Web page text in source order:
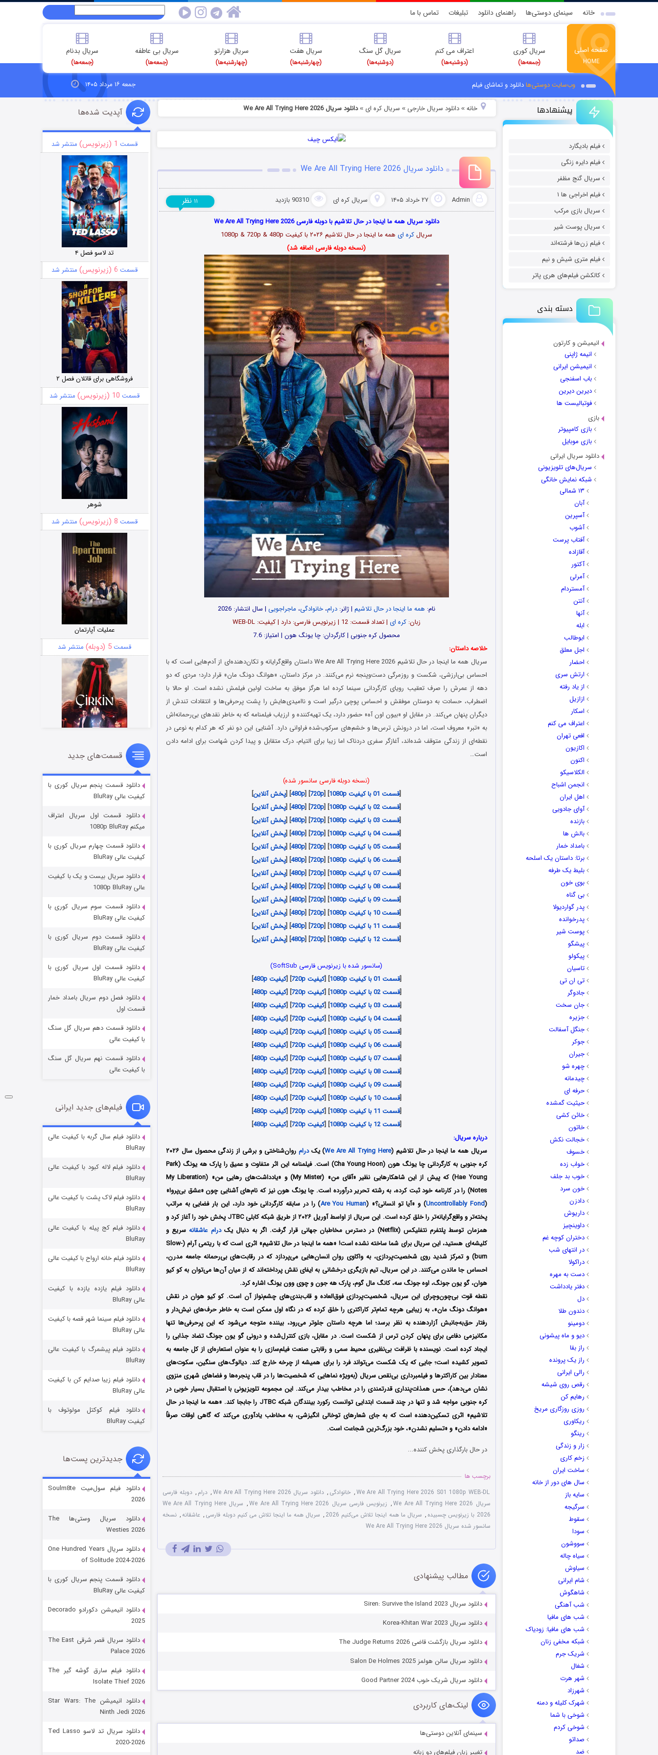
خانه سینمای دوستی‌ها راهنمای دانلود تبلیغات تماس با ما
صفحه اصلی
HOME
سریال کوری
(جمعه‌ها)
اعتراف می کنم
(دوشنبه‌ها)
سریال گل سنگ
(دوشنبه‌ها)
سریال هفت
(چهارشنبه‌ها)
سریال هزارتو
(چهارشنبه‌ها)
سریال بی عاطفه
(جمعه‌ها)
سریال بدنام
(جمعه‌ها)
وب‌سایت دوستی‌هادانلود و تماشای فیلم جمعه ۱۶ مرداد ۱۴۰۵
پیشنهادها
فیلم بادیگارد
فیلم دایره زنگی
سریال گنج مظفر
فیلم اخراجی ها ۱
سریال بازی مرکب
سریال پوست شیر
فیلم زن‌ها فرشته‌اند
فیلم متری شیش و نیم
کالکشن فیلم‌های هری پاتر
دسته بندی
انیمیشن و کارتون
انیمه ژاپنی
انیمیشن ایرانی
باب اسفنجی
دیرین دیرین
فوتبالیست ها
بازی
بازی کامپیوتر
بازی موبایل
دانلود سریال ایرانی
سریال‌های تلویزیونی
شبکه نمایش خانگی
۱۳ شمالی
آبان
آسپرین
آشوب
آفتاب پرست
آقازاده
آکتور
آمرلی
آمستردام
آنتن
آنها
ابله
ابوطالب
اجل معلق
احضار
ارتش سری
از یاد رفته
ازازیل
اسکار
اعتراف می کنم
افعی تهران
اکازیون
اکنون
الکلاسیکو
انجمن اشباح
اهل ایران
آوای جادویی
بازنده
بالش ها
بامداد خمار
برتا: داستان یک اسلحه
بلیط یک‌‌ طرفه
بوی خون
بی گناه
پدر گواردیولا
پدرخوانده
پوست شیر
پیشگو
پیکولو
تاسیان
تی ان تی
جادوگر
جان سخت
جزیره
جنگل آسفالت
جوکر
جیران
چهره شو
چیدمانه
حرفه ای
حیثیت گمشده
خائن کشی
خاتون
خجالت نکش
خسوف
خواب زده
خوب بد جلف
خون سرد
دادزن
داریوش
داوینچیز
دختران کوچه غم
در انتهای شب
دراکولا
دست به مهره
دفتر یادداشت
دل
دندون طلا
دومینو
دیو و ماه پیشونی
راز بقا
راز یک پرونده
رالی ایرانی
رقص روی شیشه
رهایم کن
روزی روزگاری مریخ
ریکاوری
رینگو
زار و زندگی
زخم کاری
ساخت ایران
سال های دور از خانه
سایه باز
سرگیجه
سقوط
سودا
سووشون
سیاه چاله
سیاوش
شام ایرانی
شاهگوش
شب آهنگی
شب های مافیا
شب های مافیا: زودیاک
شبکه مخفی زنان
شریک جرم
شغال
شهر هرت
شهرزاد
شهرک کلیله و دمنه
شوخی با شما
شوخی کردم
صداتو
ضد
خانه» دانلود سریال خارجی » سریال کره ای »دانلود سریال We Are All Trying Here 2026
دانلود سریال We Are All Trying Here 2026
Admin ۲۷ خرداد ۱۴۰۵ سریال کره ای 90310 بازدید ۱۱ نظر
دانلود سریال همه ما اینجا در حال تلاشیم با دوبله فارسی We Are All Trying Here 2026
سریالکره ای همه ما اینجا در حال تلاشیم ۲۰۲۶با کیفیت 1080p & 720p & 480p
(نسخه دوبله فارسی اضافه شد)
نام: همه ما اینجا در حال تلاشیم | ژانر:درام،خانوادگی، ماجراجویی | سال انتشار: 2026
زبان:کره ای | تعداد قسمت: 12 | زیرنویس فارسی: دارد | کیفیت: WEB-DL
محصول کره جنوبی | کارگردان: چا یونگ هون | امتیاز: 7.6
خلاصه داستان:
سریال همه ما اینجا در حال تلاشیم We Are All Trying Here 2026 داستان واقع‌گرایانه و تکان‌دهنده‌ای از آدم‌هایی است که با
احساس بی‌ارزشی، شکست و روزمرگی دست‌وپنجه نرم می‌کنند. در مرکز داستان، «هوانگ دونگ مان» قرار دارد؛ مردی که دو
دهه از عمرش را صرف تعقیب رویای کارگردانی سینما کرده اما هرگز موفق به ساخت اولین فیلمش نشده است. او حالا با
اضطراب، حسادت به دوستان موفقش و احساس پوچی درگیر است و ناامیدی‌هایش را پشت پرحرفی‌ها و انتقادات تندش از
دیگران پنهان می‌کند. در مقابل او «بیون اون آه» حضور دارد، یک تهیه‌کننده و ارزیاب فیلمنامه که به خاطر نقدهای بی‌رحمانه‌اش
به «تبر» معروف است، اما در درونش ترس‌ها و خشم‌های سرکوب‌شده فراوانی دارد. آشنایی این دو نفر که هر کدام به نوعی در
نقطه‌ای از زندگی متوقف شده‌اند، آغازگر سفری دردناک اما زیبا برای التیام، درک متقابل و پیدا کردن شهامت برای ادامه دادن
است…
(نسخه دوبله فارسی سانسور شده)
[قسمت 01 با کیفیت 1080p ] [
720p
] [
480p
] [پخش آنلاین]
[قسمت 02 با کیفیت 1080p ] [
720p
] [
480p
] [پخش آنلاین]
[قسمت 03 با کیفیت 1080p ] [
720p
] [
480p
] [پخش آنلاین]
[قسمت 04 با کیفیت 1080p ] [
720p
] [
480p
] [پخش آنلاین]
[قسمت 05 با کیفیت 1080p ] [
720p
] [
480p
] [پخش آنلاین]
[قسمت 06 با کیفیت 1080p ] [
720p
] [
480p
] [پخش آنلاین]
[قسمت 07 با کیفیت 1080p ] [
720p
] [
480p
] [پخش آنلاین]
[قسمت 08 با کیفیت 1080p ] [
720p
] [
480p
] [پخش آنلاین]
[قسمت 09 با کیفیت 1080p ] [
720p
] [
480p
] [پخش آنلاین]
[قسمت 10 با کیفیت 1080p ] [
720p
] [
480p
] [پخش آنلاین]
[قسمت 11 با کیفیت 1080p ] [
720p
] [
480p
] [پخش آنلاین]
[قسمت 12 با کیفیت 1080p ] [
720p
] [
480p
] [پخش آنلاین]
(سانسور شده با زیرنویس فارسی SoftSub)
[قسمت 01 با کیفیت 1080p ] [کیفیت 720p ] [کیفیت 480p
]
[قسمت 02 با کیفیت 1080p ] [کیفیت 720p ] [کیفیت 480p
]
[قسمت 03 با کیفیت 1080p ] [کیفیت 720p ] [کیفیت 480p
]
[قسمت 04 با کیفیت 1080p ] [کیفیت 720p ] [کیفیت 480p
]
[قسمت 05 با کیفیت 1080p ] [کیفیت 720p ] [کیفیت 480p
]
[قسمت 06 با کیفیت 1080p ] [کیفیت 720p ] [کیفیت 480p
]
[قسمت 07 با کیفیت 1080p ] [کیفیت 720p ] [کیفیت 480p
]
[قسمت 08 با کیفیت 1080p ] [کیفیت 720p ] [کیفیت 480p
]
[قسمت 09 با کیفیت 1080p ] [کیفیت 720p ] [کیفیت 480p
]
[قسمت 10 با کیفیت 1080p ] [کیفیت 720p ] [کیفیت 480p
]
[قسمت 11 با کیفیت 1080p ] [کیفیت 720p ] [کیفیت 480p
]
[قسمت 12 با کیفیت 1080p ] [کیفیت 720p ] [کیفیت 480p
]
درباره سریال:
سریال همه ما اینجا در حال تلاشیم (We Are All Trying Here) یکدرام
روان‌شناختی و برشی از زندگی محصول سال ۲۰۲۶
کره جنوبی به کارگردانی چا یونگ هون (Cha Young Hoon) است. فیلمنامه این اثر متفاوت و عمیق را پارک هه یونگ (Park
Hae Young) که پیش از این شاهکارهایی نظیر «آقای من» (My Mister) و «یادداشت‌های رهایی من» (My Liberation
Notes) را در کارنامه خود ثبت کرده، به رشته تحریر درآورده است. چا یونگ هون نیز که نام‌های آشنایی چون «عشق بی‌پروا»
(
Uncontrollably Fond) و «آیا تو انسانی؟» (Are You Human) را در سابقه کارگردانی خود دارد، این بار فضایی به مراتب
پخته‌تر و واقع‌گرایانه‌تر را خلق کرده است. این سریال از اواسط آوریل ۲۰۲۶ از طریق شبکه کابلی JTBC پخش خود را آغاز کرد و
همزمان توسط پلتفرم نتفلیکس (Netflix) در دسترس مخاطبان جهانی قرار گرفت. اگر به دنبال یک
درام عاشقانهسریع و
کلیشه‌ای هستید، این سریال برای شما ساخته نشده است! «همه ما اینجا در حال تلاشیم» اثری است که با ریتمی آرام (Slow-
burn) و تمرکز شدید روی شخصیت‌پردازی، به واکاوی روان انسان‌هایی می‌پردازد که در رقابت‌های بی‌رحمانه جامعه مدرن،
احساس جا ماندن می‌کنند. در این سریال، تیم بازیگری درخشانی به ایفای نقش پرداخته‌اند که از میان آن‌ها می‌توان به کو کیو
هوان، گو یون جونگ، اوه جونگ سه، کانگ مال گوم، پارک هه جون و چوی وون یونگ اشاره کرد.
نقطه قوت بی‌چون‌وچرای این سریال، شخصیت‌پردازی فوق‌العاده و قاب‌بندی‌های چشم‌نواز آن است. کو کیو هوان در نقش
«هوانگ دونگ مان»، به زیبایی هرچه تمام‌تر کاراکتری را خلق کرده که در نگاه اول ممکن است به خاطر حرف‌های نیش‌دار و
رفتار حق‌به‌جانبش آزاردهنده به نظر برسد؛ اما هرچه داستان جلوتر می‌رود، بیننده متوجه می‌شود که این پرحرفی‌ها تنها
مکانیزمی دفاعی برای پنهان کردن ترس از شکست است. در مقابل، بازی کنترل‌شده و درونی گو یون جونگ تضاد جذابی را
ایجاد کرده است. نویسنده با ظرافت بی‌نظیری محیط سمی و رقابتی صنعت فیلم‌سازی را به عنوان استعاره‌ای از کل جامعه به
تصویر کشیده است؛ جایی که یک شکست می‌تواند فرد را برای همیشه از چرخه خارج کند. دیالوگ‌های سنگین، سکوت‌های
معنادار بین کاراکترها و فیلمبرداری بی‌نقص سریال (به‌ویژه نماهایی که شخصیت‌ها را در قاب پنجره‌ها و فضاهای شهری منزوی
نشان می‌دهد)، حس همذات‌پنداری قدرتمندی را در مخاطب بیدار می‌کند. این مجموعه تلویزیونی با استقبال بسیار خوبی در
کره جنوبی مواجه شد و تنها در چند قسمت ابتدایی توانست رکورد بینندگان شبکه JTBC را جابجا کند. «همه ما اینجا در حال
تلاشیم» اثری تسکین‌دهنده است که به جای شعارهای توخالی انگیزشی، به مخاطب یادآوری می‌کند که گاهی اوقات صرفاً
«ادامه دادن» و «تسلیم نشدن»، خود بزرگ‌ترین شجاعت است.
در حال بارگذاری پخش کننده...
برچسب ها
We Are All Trying Here 2026 S01 1080p WEB-DL
, خانوادگی , دانلود سریال We Are All Trying Here 2026 , درام , دوبله فارسی
سریال We Are All Trying Here 2026
, زیرنویس فارسی سریال We Are All Trying Here 2026 ,
سریال We Are All Trying Here
2026 با زیرنویس چسبیده
, سریال ما همه اینجا تلاش می‌کنیم 2026 , سریال همه ما اینجا تلاش می کنیم دوبله فارسی , عاشقانه, نسخه
سانسور شده سریال We Are All Trying Here 2026
مطالب پیشنهادی
دانلود سریال Siren: Survive the Island 2023
دانلود سریال Korea-Khitan War 2023
دانلود سریال بازگشت قاضی The Judge Returns 2026
دانلود سریال سالن هولمز Salon De Holmes 2025
دانلود سریال شریک خوب Good Partner 2024
لینک‌های کاربردی
سینمای آنلاین دوستی‌ها
تغییر زبان فیلم‌های دو زبانه
آپدیت شده‌ها
قسمت 1 (زیرنویس) منتشر شد
تد لاسو فصل ۴
قسمت 6 (زیرنویس) منتشر شد
فروشگاهی برای قاتلان فصل ۲
قسمت 10 (زیرنویس) منتشر شد
شوهر
قسمت 8 (زیرنویس) منتشر شد
عملیات آپارتمان
قسمت5 (دوبله) منتشر شد
سریال زشت
قسمت2 (زیرنویس) منتشر شد
مردگان متحرک: شهر مرده ۳
شکست استوارت در نجات جهان
قسمت 7 (زیرنویس) منتشر شد
شوگر فصل ۲
قسمت
خاندان اژدها فصل ۳
جادوگری در مغولستان
قسمت6 (زیرنویس)
رویایی برای تو
قسمت15 (دوبله)
قسمت‌های جدید
دانلود قسمت پنجم سریال کوری با
کیفیت عالی BluRay
دانلود قسمت اول سریال اعتراف
میکنم 1080p BluRay
دانلود قسمت چهارم سریال کوری با
کیفیت عالی BluRay
دانلود سریال بیست و یک با کیفیت
عالی 1080p BluRay
دانلود قسمت سوم سریال کوری با
کیفیت عالی BluRay
دانلود قسمت دوم سریال کوری با
کیفیت عالی BluRay
دانلود قسمت اول سریال کوری با
کیفیت عالی BluRay
دانلود فصل دوم سریال بامداد خمار
قسمت اول
دانلود قسمت دهم سریال گل سنگ
با کیفیت عالی
دانلود قسمت نهم سریال گل سنگ
با کیفیت عالی
فیلم‌های جدید ایرانی
دانلود فیلم سال گربه با کیفیت عالی
BluRay
دانلود فیلم لاله کبود با کیفیت عالی
BluRay
دانلود فیلم لاک پشت با کیفیت عالی
BluRay
دانلود فیلم کج‌ پیله با کیفیت عالی
BluRay
دانلود فیلم خانه ارواح با کیفیت عالی
BluRay
دانلود فیلم یازده یازده با کیفیت
عالی BluRay
دانلود فیلم سینما شهر قصه با کیفیت
عالی BluRay
دانلود فیلم پیشمرگ با کیفیت عالی
BluRay
دانلود فیلم زیبا صدایم کن با کیفیت
عالی BluRay
دانلود فیلم کوکتل مولوتوف با
کیفیت BluRay
جدیدترین پست‌ها
دانلود فیلم سول‌میت Soulm8te
2026
دانلود سریال وستی‌ها The
Westies 2026
دانلود سریال One Hundred Years
of Solitude 2024-2026
دانلود قسمت پنجم سریال کوری با
کیفیت عالی BluRay
دانلود انیمیشن دکورادو Decorado
2025
دانلود سریال قصر شرقی The East
Palace 2026
دانلود فیلم سارق گوشه گیر The
Isolate Thief 2026
دانلود انیمیشن Star Wars: The
Ninth Jedi 2026
دانلود سریال تد لاسو Ted Lasso
2020-2026